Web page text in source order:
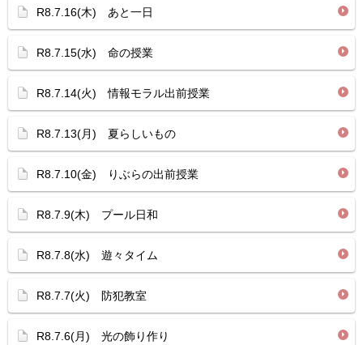
R8.7.16(木) あと一日
R8.7.15(水) 命の授業
R8.7.14(火) 情報モラル出前授業
R8.7.13(月) 夏らしいもの
R8.7.10(金) りぶらの出前授業
R8.7.9(木) プール日和
R8.7.8(水) 遊々タイム
R8.7.7(火) 防犯教室
R8.7.6(月) 光の飾り作り